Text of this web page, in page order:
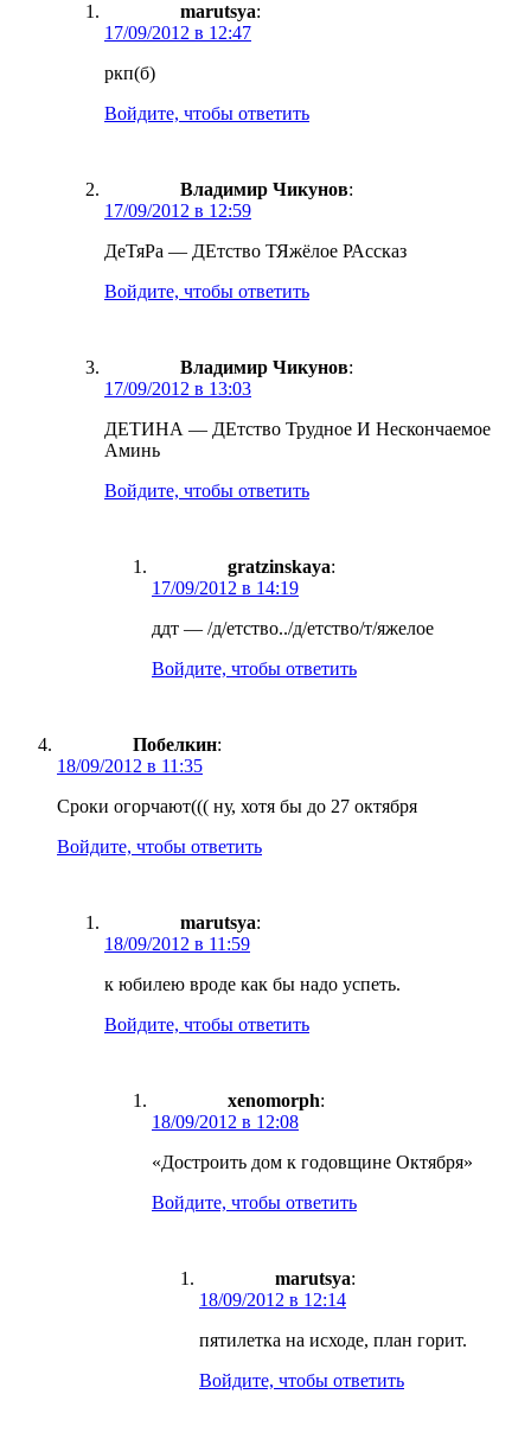
marutsya:
17/09/2012 в 12:47
ркп(б)
Войдите, чтобы ответить
Владимир Чикунов:
17/09/2012 в 12:59
ДеТяРа — ДЕтство ТЯжёлое РАссказ
Войдите, чтобы ответить
Владимир Чикунов:
17/09/2012 в 13:03
ДЕТИНА — ДЕтство Трудное И Нескончаемое
Аминь
Войдите, чтобы ответить
gratzinskaya:
17/09/2012 в 14:19
ддт — /д/етство../д/етство/т/яжелое
Войдите, чтобы ответить
Побелкин:
18/09/2012 в 11:35
Сроки огорчают((( ну, хотя бы до 27 октября
Войдите, чтобы ответить
marutsya:
18/09/2012 в 11:59
к юбилею вроде как бы надо успеть.
Войдите, чтобы ответить
xenomorph:
18/09/2012 в 12:08
«Достроить дом к годовщине Октября»
Войдите, чтобы ответить
marutsya:
18/09/2012 в 12:14
пятилетка на исходе, план горит.
Войдите, чтобы ответить